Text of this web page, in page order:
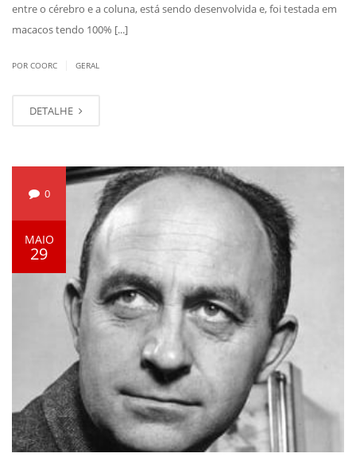
entre o cérebro e a coluna, está sendo desenvolvida e, foi testada em
macacos tendo 100% [...]
POR COORC GERAL
DETALHE
0
MAIO
29